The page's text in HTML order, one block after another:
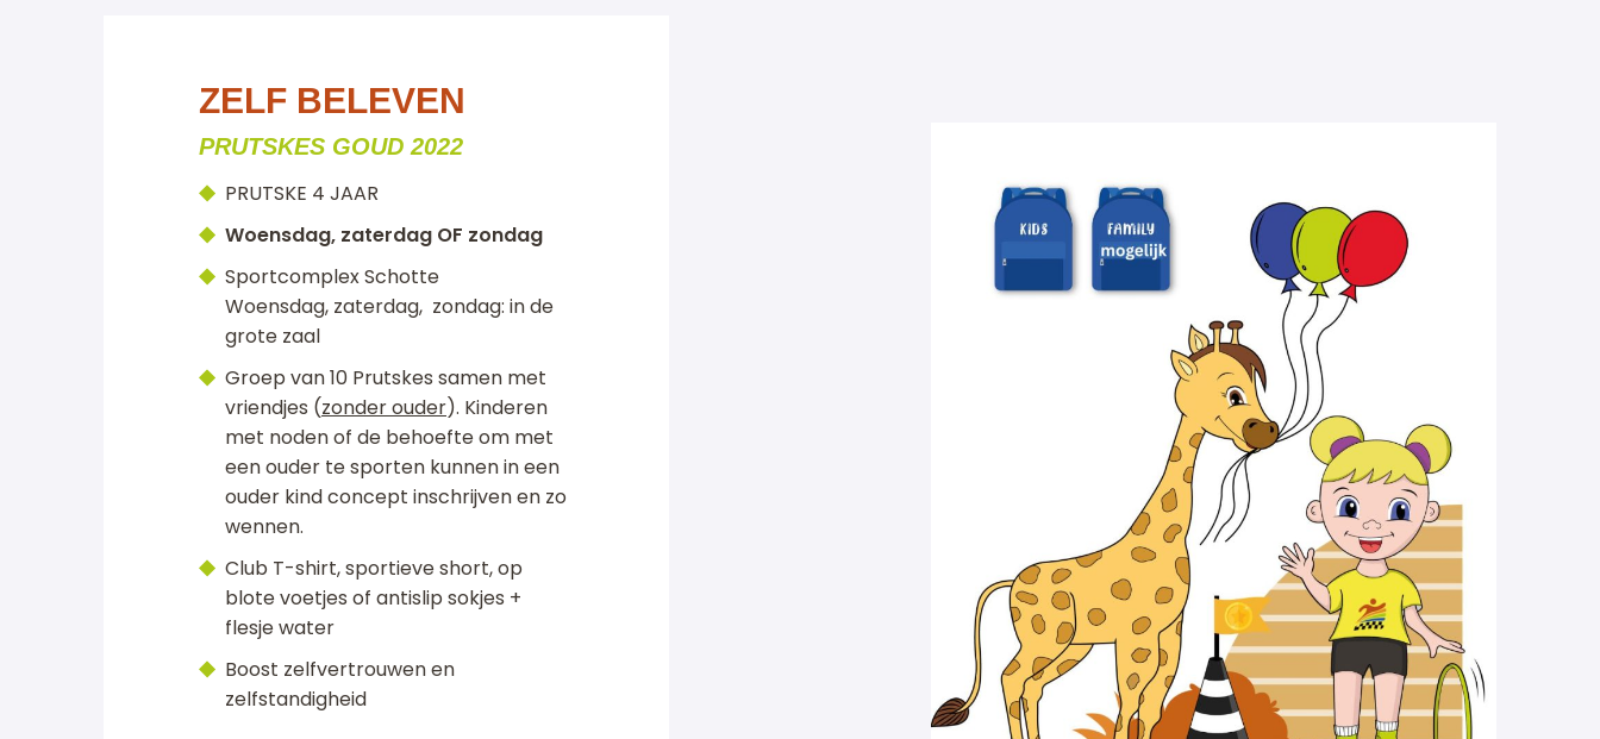
ZELF BELEVEN
PRUTSKES GOUD 2022
PRUTSKE 4 JAAR
Woensdag, zaterdag OF zondag
Sportcomplex Schotte
Woensdag, zaterdag, zondag: in de
grote zaal
Groep van 10 Prutskes samen met
vriendjes (zonder ouder). Kinderen
met noden of de behoefte om met
een ouder te sporten kunnen in een
ouder kind concept inschrijven en zo
wennen.
Club T-shirt, sportieve short, op
blote voetjes of antislip sokjes +
flesje water
Boost zelfvertrouwen en
zelfstandigheid